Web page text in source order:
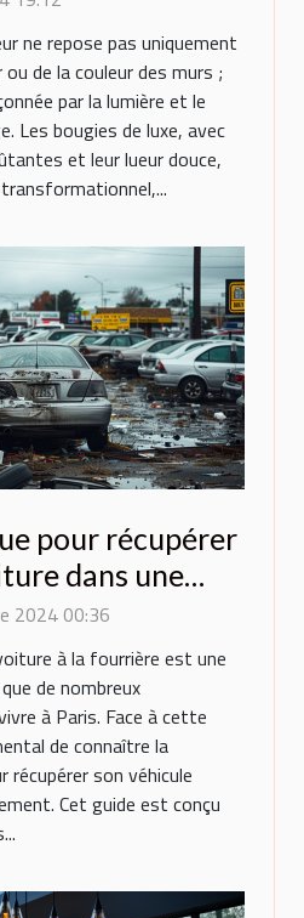
ne repose pas uniquement
de la couleur des murs ;
par la lumière et le
Les bougies de luxe, avec
et leur lueur douce,
pour récupérer
dans une
parisienne
2024 00:36
à la fourrière est une
de nombreux
à Paris. Face à cette
de connaître la
récupérer son véhicule
Cet guide est conçu